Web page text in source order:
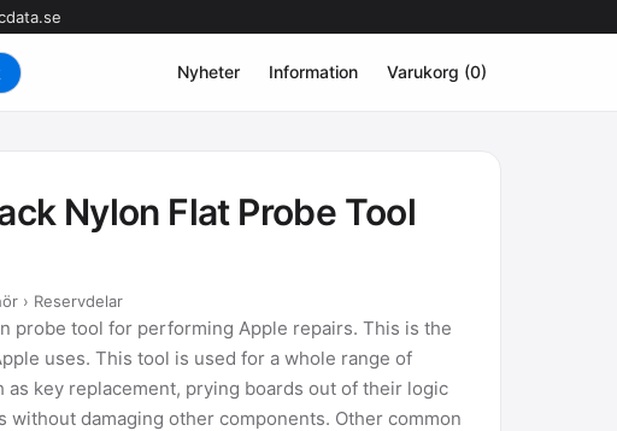
Nyheter Information Varukorg (0)
Nylon Flat Probe Tool
› Reservdelar
probe tool for performing Apple repairs. This is the
uses. This tool is used for a whole range of
as key replacement, prying boards out of their logic
without damaging other components. Other common